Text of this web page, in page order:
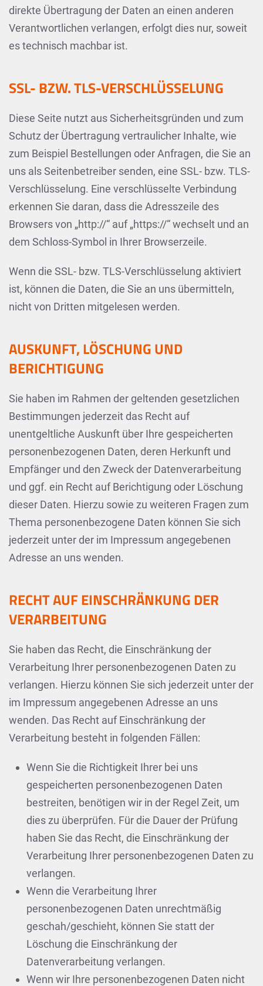
direkte Übertragung der Daten an einen anderen
Verantwortlichen verlangen, erfolgt dies nur, soweit
es technisch machbar ist.
SSL- BZW. TLS-VERSCHLÜSSELUNG
Diese Seite nutzt aus Sicherheitsgründen und zum
Schutz der Übertragung vertraulicher Inhalte, wie
zum Beispiel Bestellungen oder Anfragen, die Sie an
uns als Seitenbetreiber senden, eine SSL- bzw. TLS-
Verschlüsselung. Eine verschlüsselte Verbindung
erkennen Sie daran, dass die Adresszeile des
Browsers von „http://“ auf „https://“ wechselt und an
dem Schloss-Symbol in Ihrer Browserzeile.
Wenn die SSL- bzw. TLS-Verschlüsselung aktiviert
ist, können die Daten, die Sie an uns übermitteln,
nicht von Dritten mitgelesen werden.
AUSKUNFT, LÖSCHUNG UND
BERICHTIGUNG
Sie haben im Rahmen der geltenden gesetzlichen
Bestimmungen jederzeit das Recht auf
unentgeltliche Auskunft über Ihre gespeicherten
personenbezogenen Daten, deren Herkunft und
Empfänger und den Zweck der Datenverarbeitung
und ggf. ein Recht auf Berichtigung oder Löschung
dieser Daten. Hierzu sowie zu weiteren Fragen zum
Thema personenbezogene Daten können Sie sich
jederzeit unter der im Impressum angegebenen
Adresse an uns wenden.
RECHT AUF EINSCHRÄNKUNG DER
VERARBEITUNG
Sie haben das Recht, die Einschränkung der
Verarbeitung Ihrer personenbezogenen Daten zu
verlangen. Hierzu können Sie sich jederzeit unter der
im Impressum angegebenen Adresse an uns
wenden. Das Recht auf Einschränkung der
Verarbeitung besteht in folgenden Fällen:
Wenn Sie die Richtigkeit Ihrer bei uns
gespeicherten personenbezogenen Daten
bestreiten, benötigen wir in der Regel Zeit, um
dies zu überprüfen. Für die Dauer der Prüfung
haben Sie das Recht, die Einschränkung der
Verarbeitung Ihrer personenbezogenen Daten zu
verlangen.
Wenn die Verarbeitung Ihrer
personenbezogenen Daten unrechtmäßig
geschah/geschieht, können Sie statt der
Löschung die Einschränkung der
Datenverarbeitung verlangen.
Wenn wir Ihre personenbezogenen Daten nicht